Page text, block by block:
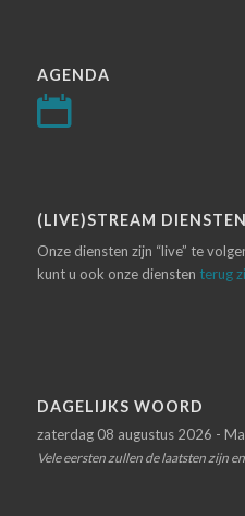
AGENDA
(LIVE)STREAM DIENSTEN
Onze diensten zijn “live” te
kunt u ook onze diensten terug
DAGELIJKS WOORD
zaterdag 08 augustus 2026 -
Vele eersten zullen de laatsten zijn